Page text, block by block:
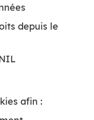
depuis le
afin :